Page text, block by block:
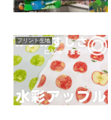
プリント生地